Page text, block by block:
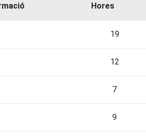
Hores
19
12
7
9